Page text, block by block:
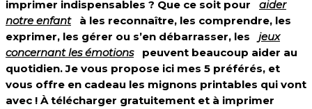
imprimer indispensables ? Que ce soit pour
aider
notre enfant
à les reconnaître, les comprendre, les
exprimer, les gérer ou s’en débarrasser, les
jeux
concernant les émotions
peuvent beaucoup aider au
quotidien. Je vous propose ici mes 5 préférés, et
vous offre en cadeau les mignons printables qui vont
avec ! À télécharger gratuitement et à imprimer